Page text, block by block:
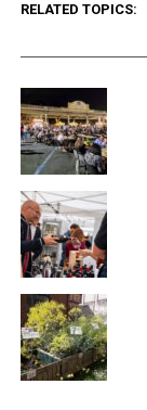
RELATED TOPICS: